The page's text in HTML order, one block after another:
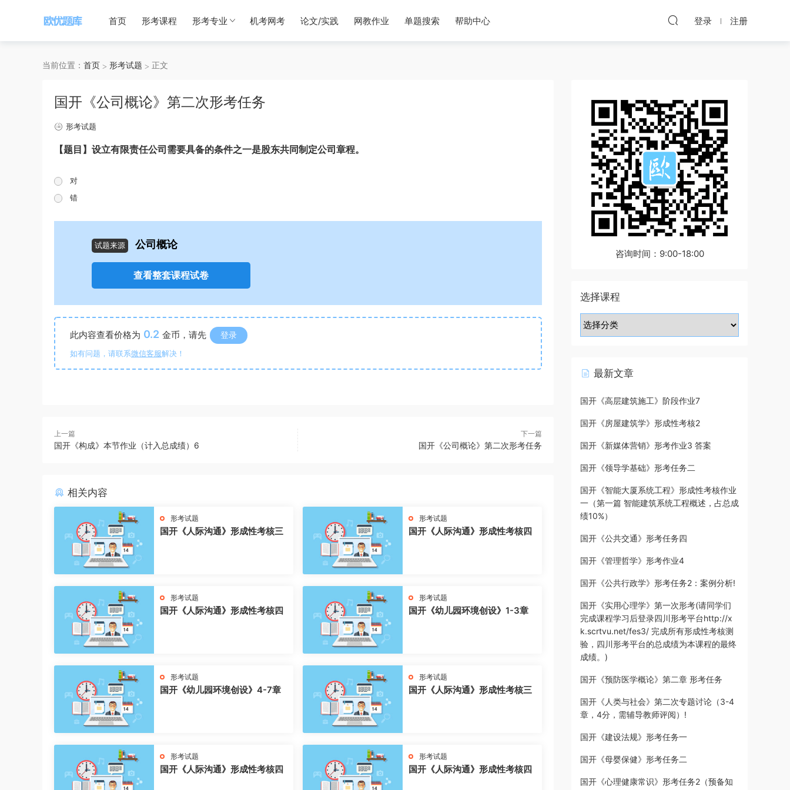
首页 形考课程 形考专业 机考网考 论文/实践 网教作业 单题搜索 帮助中心 登录 注册
当前位置： 首页 形考试题 正文
国开《公司概论》第二次形考任务
形考试题
【题目】设立有限责任公司需要具备的条件之一是股东共同制定公司章程。
对
错
试题来源 公司概论
查看整套课程试卷
此内容查看价格为 0.2 金币，请先 登录
如有问题，请联系微信客服解决！
上一篇
国开《构成》本节作业（计入总成绩）6
下一篇
国开《公司概论》第二次形考任务
相关内容
形考试题
国开《人际沟通》形成性考核三
形考试题
国开《人际沟通》形成性考核四
形考试题
国开《人际沟通》形成性考核四
形考试题
国开《幼儿园环境创设》1-3章
形考试题
国开《幼儿园环境创设》4-7章
形考试题
国开《人际沟通》形成性考核三
形考试题
国开《人际沟通》形成性考核四
形考试题
国开《人际沟通》形成性考核四
咨询时间：9:00-18:00
选择课程
最新文章
国开《高层建筑施工》阶段作业7
国开《房屋建筑学》形成性考核2
国开《新媒体营销》形考作业3 答案
国开《领导学基础》形考任务二
国开《智能大厦系统工程》形成性考核作业
一（第一篇 智能建筑系统工程概述，占总成
绩10%）
国开《公共交通》形考任务四
国开《管理哲学》形考作业4
国开《公共行政学》形考任务2：案例分析!
国开《实用心理学》第一次形考(请同学们
完成课程学习后登录四川形考平台http://x
k.scrtvu.net/fes3/ 完成所有形成性考核测
验，四川形考平台的总成绩为本课程的最终
成绩。)
国开《预防医学概论》第二章 形考任务
国开《人类与社会》第二次专题讨论（3-4
章，4分，需辅导教师评阅）!
国开《建设法规》形考任务一
国开《母婴保健》形考任务二
国开《心理健康常识》形考任务2（预备知